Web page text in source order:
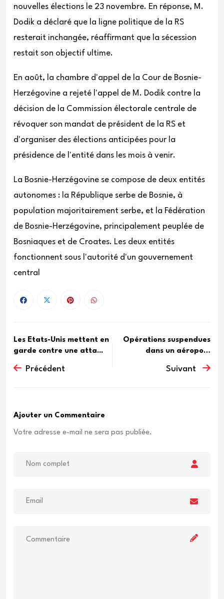
nouvelles élections le 23 novembre. En réponse, M.
Dodik a déclaré que la ligne politique de la RS
resterait inchangée, réaffirmant que la sécession
restait son objectif ultime.
En août, la chambre d'appel de la Cour de Bosnie-
Herzégovine a rejeté l'appel de M. Dodik contre la
décision de la Commission électorale centrale de
révoquer son mandat de président de la RS et
d'organiser des élections anticipées pour la
présidence de l'entité dans les mois à venir.
La Bosnie-Herzégovine se compose de deux entités
autonomes : la République serbe de Bosnie, à
population majoritairement serbe, et la Fédération
de Bosnie-Herzégovine, principalement peuplée de
Bosniaques et de Croates. Les deux entités
fonctionnent sous l'autorité d'un gouvernement
central
Les Etats-Unis mettent en
garde contre une atta...
Précédent
Opérations suspendues
dans un aéroport
Suivant
Ajouter un Commentaire
Votre adresse e-mail ne sera pas publiée.